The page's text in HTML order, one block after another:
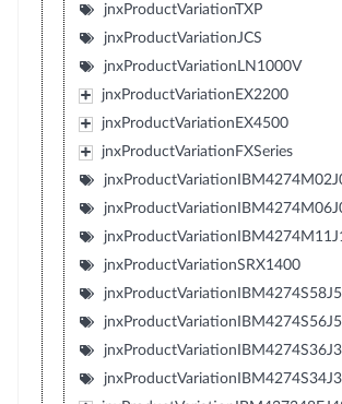
jnxProductVariationTXP
jnxProductVariationJCS
jnxProductVariationLN1000V
jnxProductVariationEX2200
jnxProductVariationEX4500
jnxProductVariationFXSeries
jnxProductVariationSRX1400